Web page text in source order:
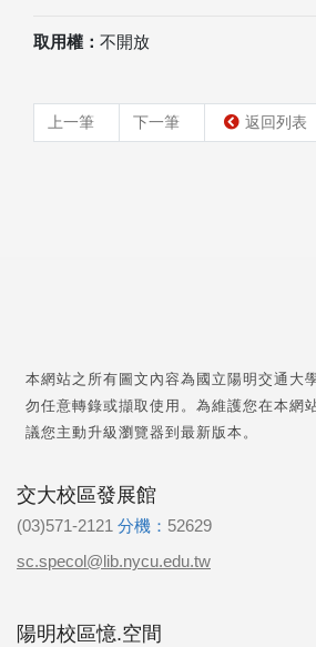
取用權： 不開放
上一筆 下一筆 返回列表
本網站之所有圖文內容為國立陽明交通大
勿任意轉錄或擷取使用。為維護您在本網
議您主動升級瀏覽器到最新版本。
交大校區發展館
(03)571-2121 分機： 52629
sc.specol@lib.nycu.edu.tw
陽明校區憶.空間